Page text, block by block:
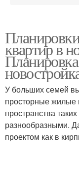
квартир в
У больших семей
просторные жилые
пространства
разнообразными.
проектом как в